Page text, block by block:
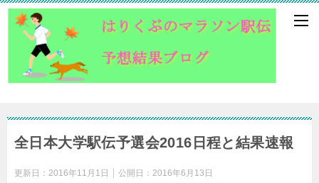
全日本大学駅伝予選会2016日程と結果速報
更新日： 2016年11月1日 公開日： 2016年6月13日